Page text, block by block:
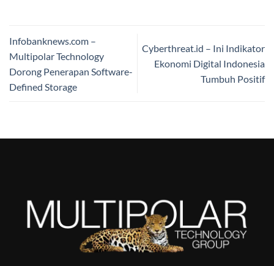
Infobanknews.com –
Multipolar Technology
Dorong Penerapan Software-
Defined Storage
Cyberthreat.id – Ini Indikator
Ekonomi Digital Indonesia
Tumbuh Positif